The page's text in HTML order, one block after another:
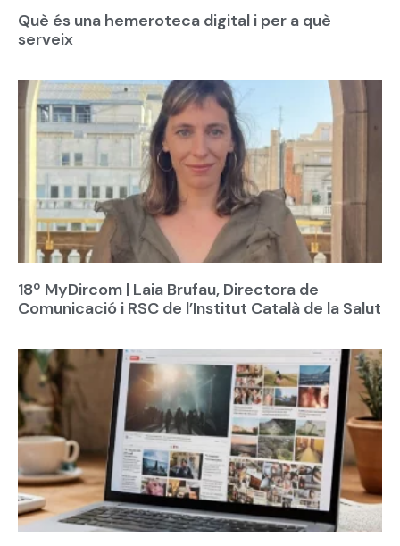
Què és una hemeroteca digital i per a què
serveix
18º MyDircom | Laia Brufau, Directora de
Comunicació i RSC de l’Institut Català de la Salut